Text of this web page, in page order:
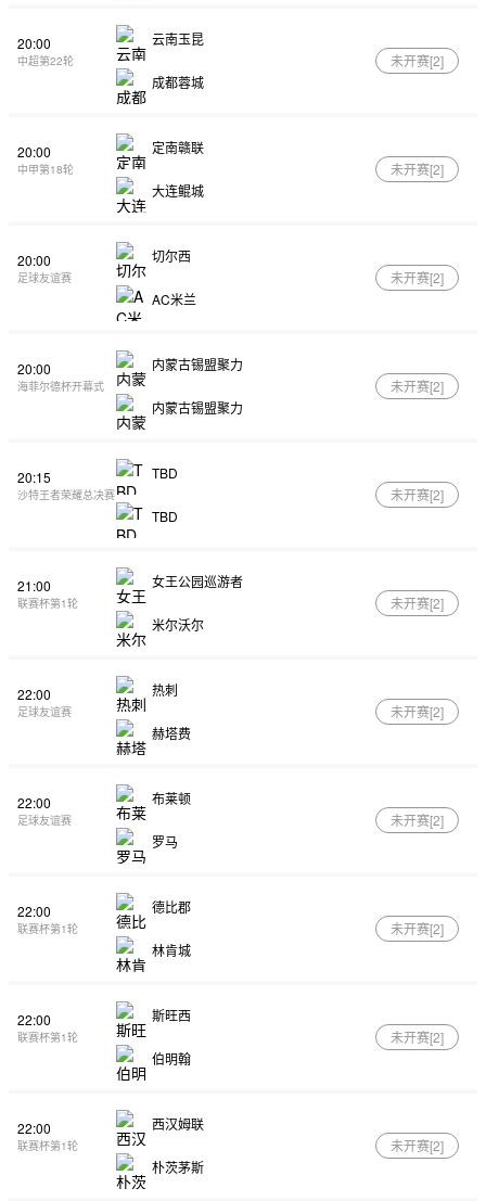
20:00
中超第22轮
云南玉昆
成都蓉城
未开赛[2]
20:00
中甲第18轮
定南赣联
大连鲲城
未开赛[2]
20:00
足球友谊赛
切尔西
AC米兰
未开赛[2]
20:00
海菲尔德杯开幕式
内蒙古锡盟聚力
内蒙古锡盟聚力
未开赛[2]
20:15
沙特王者荣耀总决赛
TBD
TBD
未开赛[2]
21:00
联赛杯第1轮
女王公园巡游者
米尔沃尔
未开赛[2]
22:00
足球友谊赛
热刺
赫塔费
未开赛[2]
22:00
足球友谊赛
布莱顿
罗马
未开赛[2]
22:00
联赛杯第1轮
德比郡
林肯城
未开赛[2]
22:00
联赛杯第1轮
斯旺西
伯明翰
未开赛[2]
22:00
联赛杯第1轮
西汉姆联
朴茨茅斯
未开赛[2]